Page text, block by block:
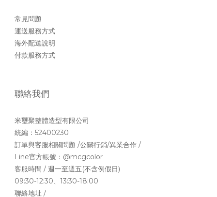
常見問題
運送服務方式
海外配送說明
付款服務方式
聯絡我們
米璽聚整體造型有限公司
統編：52400230
訂單與客服相關問題 /公關行銷/異業合作 /
Line官方帳號： @mcgcolor
客服時間 / 週一至週五(不含例假日)
09:30-12:30、13:30-18:00
聯絡地址 /